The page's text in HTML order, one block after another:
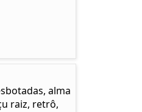
alma
raiz, retrô,